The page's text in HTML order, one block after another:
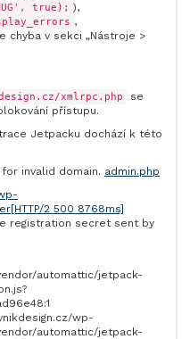
true); ),
,
chyba v sekci „Nástroje >
xmlrpc.php
se
přístupu.
Jetpacku dochází k této
invalid domain. admin.php
[HTTP/2 500 8768ms]
registration secret sent by
automattic/jetpack-
:1
wp-
automattic/jetpack-